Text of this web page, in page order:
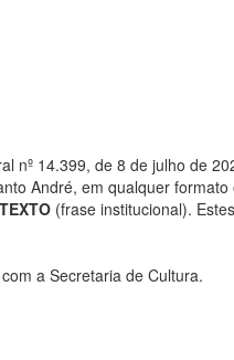
nº 14.399, de 8 de julho de
André, em qualquer formato
TEXTO (frase institucional).
a Secretaria de Cultura.